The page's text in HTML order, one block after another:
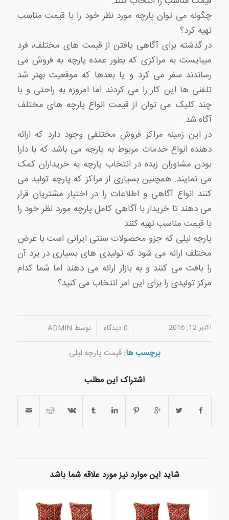
چگونه می توان پارچه مورد نظر خود را با قیمت مناسب
تهیه کرد؟
در گذشته برای آگاهی یافتن از قیمت های مختلف، فرد
میبایست به مراکزی که بطور عمده پارچه به فروش می
رساندند سفر می کرد و یا بعدها که موقعیت بهتر شد
تلفنی ها این کار را می کردند اما امروزه به راحتی و با
چند کلیک می توان از قیمت انواع پارچه های مختلف
آگاه شد.
در این زمینه مراکز فروش مختلفی وجود دارد که ارائه
دهنده انواع خدمات مربوط به پارچه می باشد که با دارا
بودن مشاوران زبده در انتخاب پارچه به خریداران کمک
می نمایند. همچنین بسیاری از مراکز که پارچه تولید می
کنند انواع آگاهی و اطلاعات را در اختیار مشتریان قرار
می دهند تا خریدار با آگاهی کامل پارچه مورد نظر خود را
با قیمت مناسب تهیه کنند.
پارچه لیلی که جزو محصولات سنتی ایرانی است با عرض
مختلف ارائه می شود که تولیدی های بسیاری در یزد آن
را بافت می کنند و به بازار ارائه می دهند اما شما کدام
مرکز تولیدی را برای این امر انتخاب می کنید؟
اکتبر 12, 2016 0 دیدگاه/ توسط ADMIN
برچسب ها: قیمت پارچه لیلی
اشتراک این مطلب
شاید این موارد نیز مورد علاقه شما باشد